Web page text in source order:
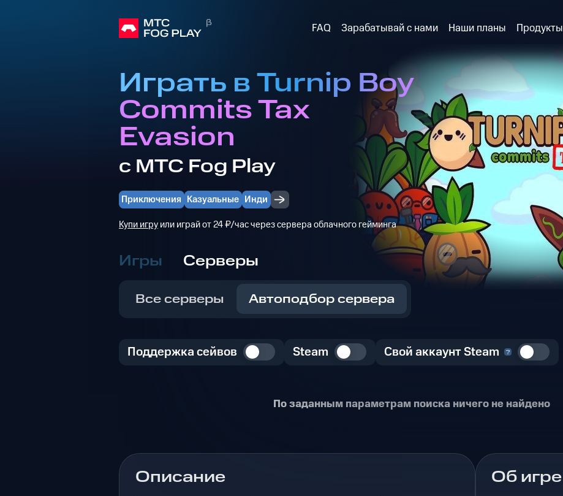
FAQ Зарабатывай с нами Наши планы Продукты
Играть в Turnip Boy
Commits Tax
Evasion
с МТС Fog Play
Приключения Казуальные Инди
Купи игруили играй от 24 ₽/час через сервера облачного гейминга
Игры Серверы
Все серверы Автоподбор сервера
Поддержка сейвов Steam Свой аккаунт Steam
По заданным параметрам поиска ничего не найдено
Описание Об игре